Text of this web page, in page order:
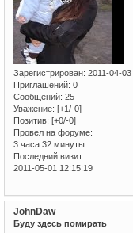
Зарегистрирован: 2011-04-03
Приглашений: 0
Сообщений: 25
Уважение: [+1/-0]
Позитив: [+0/-0]
Провел на форуме:
3 часа 32 минуты
Последний визит:
2011-05-01 12:15:19
JohnDaw
Буду здесь помирать